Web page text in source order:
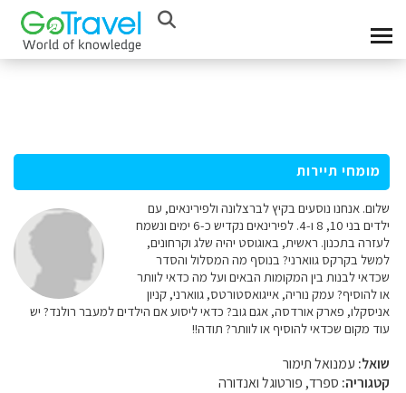
מומחי תיירות
שלום. אנחנו נוסעים בקיץ לברצלונה ולפירינאים, עם
ילדים בני 10, 8 ו-4. לפירינאים נקדיש כ-6 ימים ונשמח
לעזרה בתכנון. ראשית, באוגוסט יהיה שלג וקרחונים,
למשל בקרקס גווארני? בנוסף מה המסלול והסדר
שכדאי לבנות בין המקומות הבאים ועל מה כדאי לוותר
או להוסיף? עמק נוריה, אייגואסטורטס, גווארני, קניון
אניסקלו, פארק אורדסה, אגם גוב? כדאי ליסוע אם הילדים למעבר רולנד? יש
עוד מקום שכדאי להוסיף או לוותר? תודה!!
שואל: עמנואל תימור
קטגוריה: ספרד, פורטוגל ואנדורה